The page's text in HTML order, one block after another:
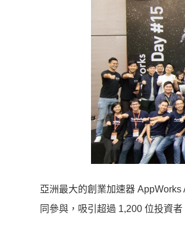
亞洲最大的創業加速器
同參與，吸引超過 1,200 位投資